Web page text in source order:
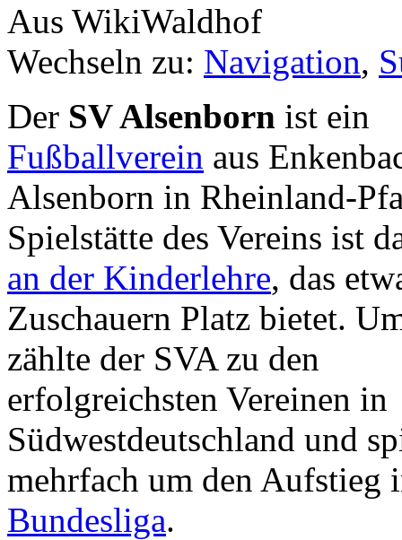
Aus WikiWaldhof
Wechseln zu: Navigation,
Der SV Alsenborn ist ein
Fußballverein aus
Alsenborn in Rheinland-
Spielstätte des Vereins ist
an der Kinderlehre, das
Zuschauern Platz bietet.
zählte der SVA zu den
erfolgreichsten Vereinen in
Südwestdeutschland und
mehrfach um den Aufstieg
Bundesliga.